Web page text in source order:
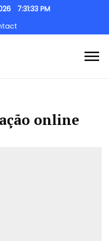
7:31:33 PM
online